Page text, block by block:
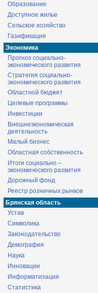
Образование
Доступное жилье
Сельское хозяйство
Газификация
Экономика
Прогноз социально-
экономического развития
Стратегия социально-
экономического развития
Областной бюджет
Целевые программы
Инвестиции
Внешнеэкономическая
деятельность
Малый бизнес
Областная собственность
Итоги социально –
экономического развития
Дорожный фонд
Реестр розничных рынков
Брянская область
Устав
Символика
Законодательство
Демография
Наука
Инновации
Информатизация
Статистика